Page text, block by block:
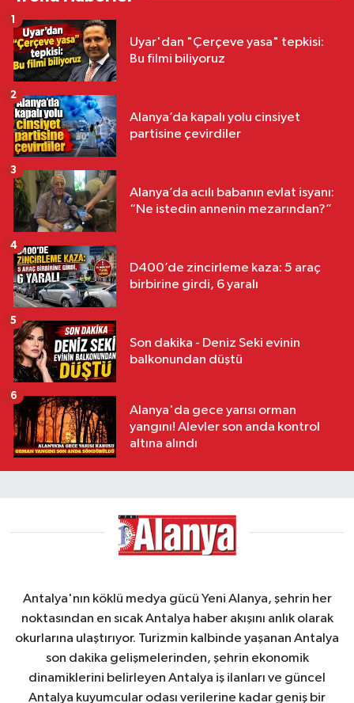
Uyar'dan "Çerçeve yasa" tepkisi:
Bu filmi biliyoruz
1
Alanya’da kapalı yolu cinsiyet
partisine çevirdiler
2
Alanya’da acılı babanın evlat isyanı:
“Ne istedin annenin mezarından?”
3
D400’de zincirleme kaza: 5 araç
birbirine girdi, 6 yaralı
4
Son dakika - Deniz Seki evinin
balkonundan düştü
5
Alanya'da gece yarısı orman
yangını! Alevler son anda kontrol
altına alındı
6
Antalya'nın köklü medya gücü Yeni Alanya, şehrin her
noktasından en sıcak Antalya haber akışını anlık olarak
okurlarına ulaştırıyor. Turizmin kalbinde yaşanan Antalya
son dakika gelişmelerinden, şehrin ekonomik
dinamiklerini belirleyen Antalya iş ilanları ve güncel
Antalya kuyumcular odası verilerine kadar geniş bir